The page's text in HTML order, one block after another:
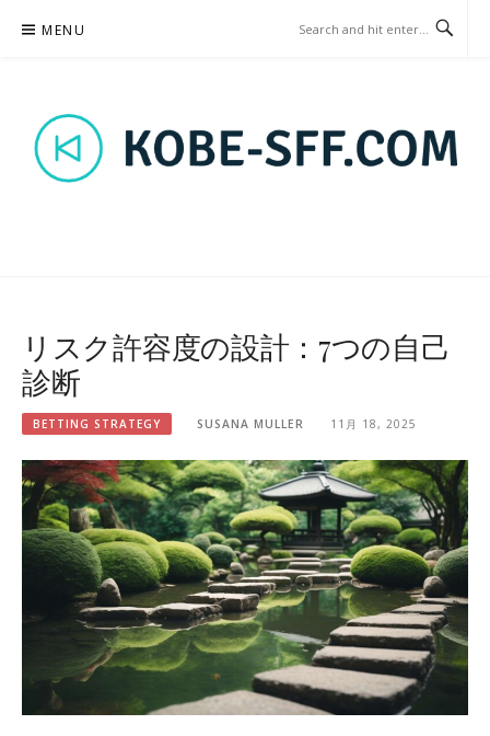
MENU
リスク許容度の設計：7つの自己
診断
BETTING STRATEGY SUSANA MULLER 11月 18, 2025